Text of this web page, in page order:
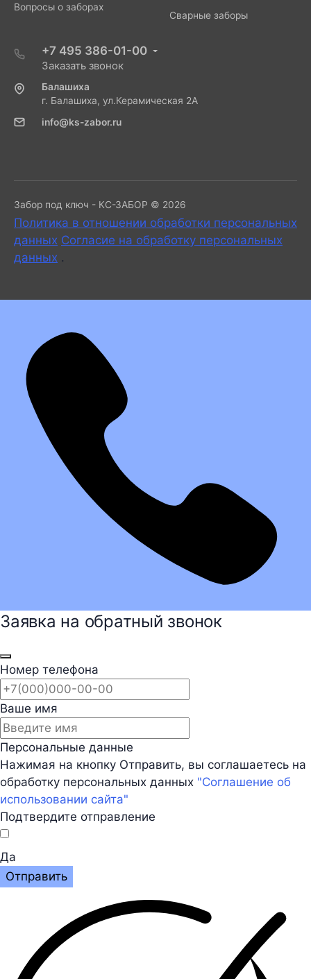
Вопросы о заборах
Сварные заборы
+7 495 386-01-00
Заказать звонок
Балашиха
г. Балашиха, ул.Керамическая 2А
info@ks-zabor.ru
Забор под ключ - КС-ЗАБОР © 2026
Политика в отношении обработки персональных
данных Согласие на обработку персональных
данных .
Заявка на обратный звонок
Номер телефона
Ваше имя
Персональные данные
Нажимая на кнопку Отправить, вы соглашаетесь на
обработку персональных данных "Соглашение об
использовании сайта"
Подтвердите отправление
Да
Отправить